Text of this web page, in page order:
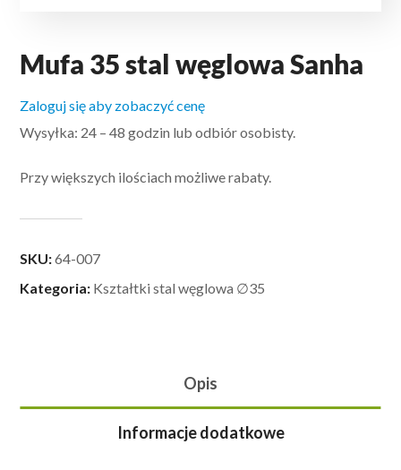
Mufa 35 stal węglowa Sanha
Zaloguj się aby zobaczyć cenę
Wysyłka: 24 – 48 godzin lub odbiór osobisty.
Przy większych ilościach możliwe rabaty.
SKU:64-007
Kategoria: Kształtki stal węglowa ∅35
Opis
Informacje dodatkowe